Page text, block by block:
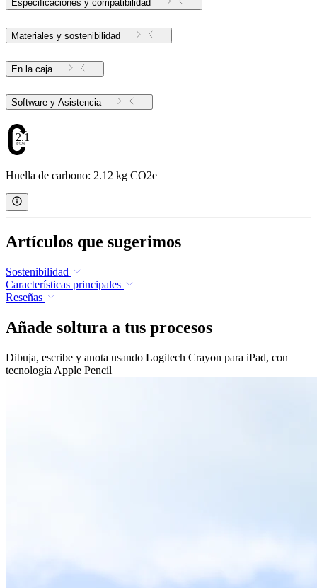
Especificaciones y compatibilidad
Materiales y sostenibilidad
En la caja
Software y Asistencia
2.12
Huella de carbono: 2.12 kg CO2e
Artículos que sugerimos
Sostenibilidad
Características principales
Reseñas
Añade soltura a tus procesos
Dibuja, escribe y anota usando Logitech Crayon para iPad, con
tecnología Apple Pencil